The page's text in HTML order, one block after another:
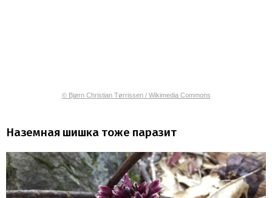
© Bjørn Christian Tørrissen / Wikimedia Commons
Наземная шишка тоже паразит